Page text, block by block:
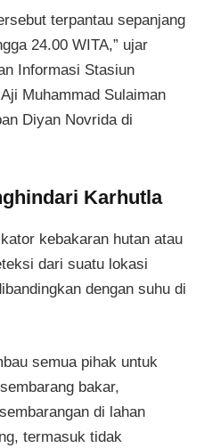
terpantau sepanjang
24.00 WITA,” ujar
Informasi Stasiun
Muhammad Sulaiman
Diyan Novrida di
Karhutla
kebakaran hutan atau
dari suatu lokasi
dengan suhu di
semua pihak untuk
bakar,
di lahan
termasuk tidak